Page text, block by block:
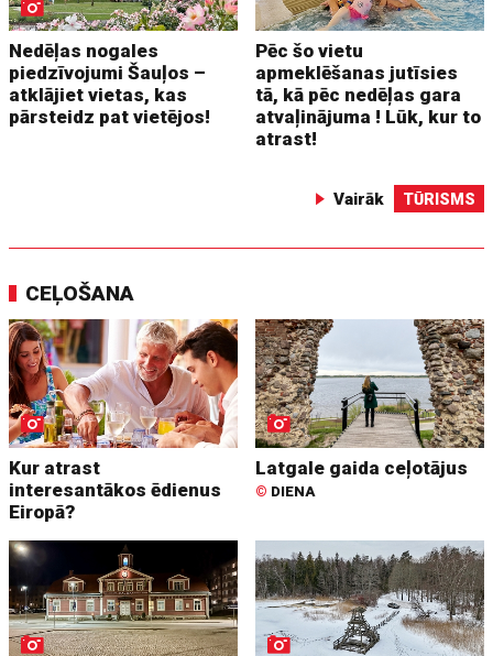
Nedēļas nogales
piedzīvojumi Šauļos –
atklājiet vietas, kas
pārsteidz pat vietējos!
Pēc šo vietu
apmeklēšanas jutīsies
tā, kā pēc nedēļas gara
atvaļinājuma ! Lūk, kur to
atrast!
Vairāk TŪRISMS
CEĻOŠANA
Kur atrast
interesantākos ēdienus
Eiropā?
Latgale gaida ceļotājus
© DIENA